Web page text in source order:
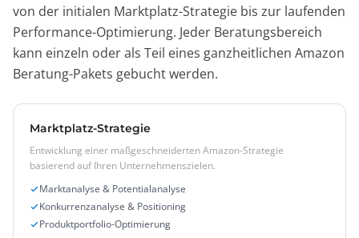
von der initialen Marktplatz-Strategie bis zur laufenden
Performance-Optimierung. Jeder Beratungsbereich
kann einzeln oder als Teil eines ganzheitlichen Amazon
Beratung-Pakets gebucht werden.
Marktplatz-Strategie
Entwicklung einer maßgeschneiderten Amazon-Strategie
basierend auf Ihren Unternehmenszielen.
Marktanalyse & Potentialanalyse
Konkurrenzanalyse & Positioning
Produktportfolio-Optimierung